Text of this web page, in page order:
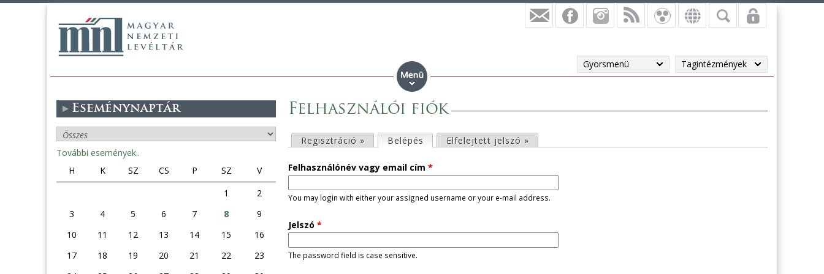
Gyorsmenü Tagintézmények
Felhasználói fiók
l
s
ő
d
Regisztráció » Belépés (aktív fül)Elfelejtett jelszó »
Felhasználónév vagy email cím *
You may login with either your assigned username or your e-mail address.
Jelszó *
The password field is case sensitive.
Eseménynaptár
További események..
H
K SZ CS P SZ
V
1
2
3
4 5 6 7 8
9
10
11 12 13 14 15
16
17
18 19 20 21 22
23